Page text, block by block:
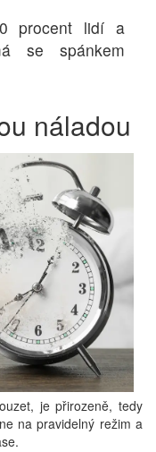
procent lidí a
se spánkem
náladou
je přirozeně, tedy
na pravidelný režim a